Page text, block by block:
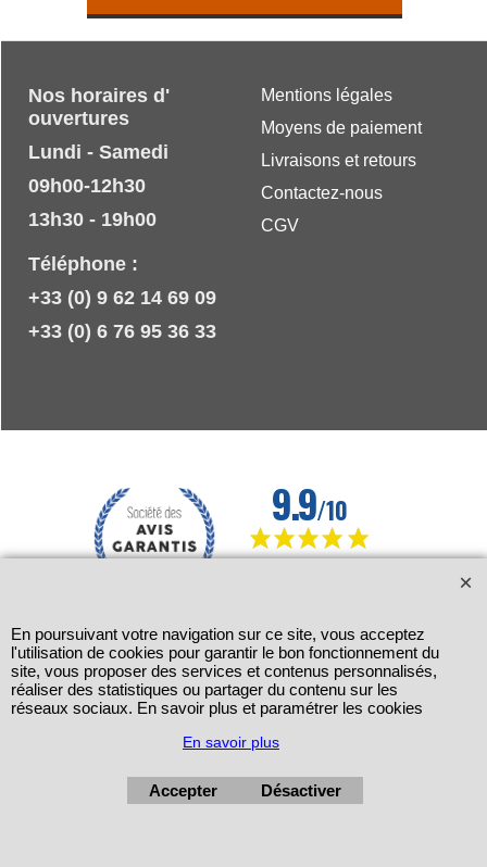
Mentions légales
Moyens de paiement
Livraisons et retours
Contactez-nous
CGV
Nos horaires d'
ouvertures
Lundi - Samedi
09h00-12h30
13h30 - 19h00
Téléphone :
+33 (0) 9 62 14 69 09
+33 (0) 6 76 95 36 33
En poursuivant votre navigation sur ce site, vous acceptez
l'utilisation de cookies pour garantir le bon fonctionnement du
site, vous proposer des services et contenus personnalisés,
réaliser des statistiques ou partager du contenu sur les
réseaux sociaux. En savoir plus et paramétrer les cookies
En savoir plus
Accepter Désactiver